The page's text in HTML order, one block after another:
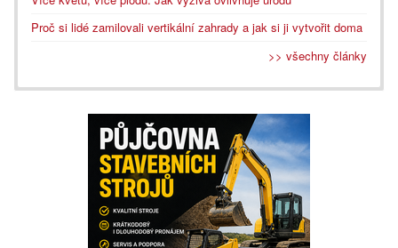
Proč si lidé zamilovali vertikální zahrady a jak si ji vytvořit doma
>> všechny články